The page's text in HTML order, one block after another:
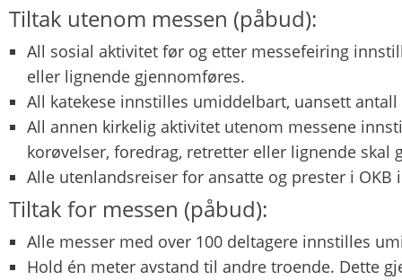
Tiltak utenom messen (påbud):
All sosial aktivitet før og etter messefeiring
eller lignende gjennomføres.
All katekese innstilles umiddelbart, uansett antall
All annen kirkelig aktivitet utenom messene
korøvelser, foredrag, retretter eller lignende skal
Alle utenlandsreiser for ansatte og prester i OKB
Tiltak for messen (påbud):
Alle messer med over 100 deltagere innstilles
Hold én meter avstand til andre troende. Dette